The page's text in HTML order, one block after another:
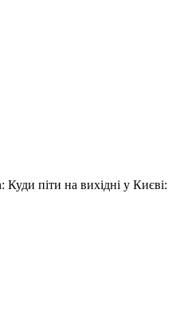
Куди піти на вихідні у Києві: